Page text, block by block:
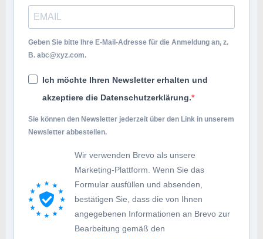
Geben Sie bitte Ihre E-Mail-Adresse für die Anmeldung an, z.
B. abc@xyz.com.
Ich möchte Ihren Newsletter erhalten und
akzeptiere die Datenschutzerklärung.
Sie können den Newsletter jederzeit über den Link in unserem
Newsletter abbestellen.
Wir verwenden Brevo als unsere
Marketing-Plattform. Wenn Sie das
Formular ausfüllen und absenden,
bestätigen Sie, dass die von Ihnen
angegebenen Informationen an Brevo zur
Bearbeitung gemäß den